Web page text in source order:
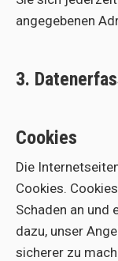
angegebenen
3.
Cookies
Die
Cookies.
Schaden an und
dazu, unser
sicherer zu